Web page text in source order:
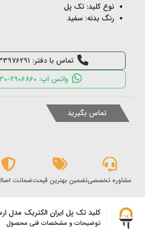
نوع کلید: تک پل
رنگ بدنه: سفید
تماس با دفتر: 33976291-021
واتس اپ: 2906860-0930
تماس بگیرید
مشاوره تخصصیتضمین بهترین قیمتضمانت
کلید تک پل ایران الکتریک مدل
توضیحات و مشخصات فنی محصول